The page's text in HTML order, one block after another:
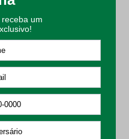
praticidade;
do primeiro uso;